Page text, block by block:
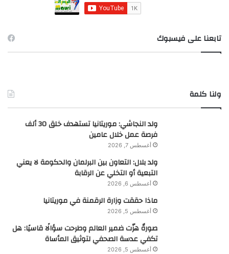
:
تابعنا على فيسبوك
ولنا كلمة
ولد النجاشي: موريتانيا تستهدف خلق 30 ألف
فرصة عمل خلال عامين
أغسطس 7, 2026
ولد بلال: التعاون بين البرلمان والحكومة لا يعني
التبعية أو التخلي عن الرقابة
أغسطس 6, 2026
ماذا حققت وزارة الرقمنة في موريتانيا
أغسطس 5, 2026
صورةٌ هزّت ضمير العالم وطرحت سؤالًا قاسيًا: هل
تكفي عدسة الصحفي لتوثيق المأساة
أغسطس 5, 2026